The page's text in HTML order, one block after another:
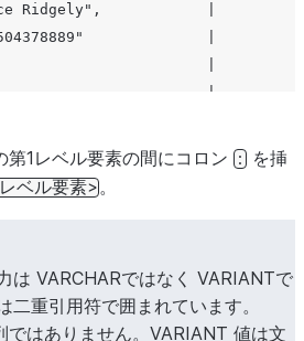
Toyota",
Greenbloom", "phone":
"model": "Camry", "year":
Ridgely",            |
|
|
|
28",                   |
View Auto Sales", |
{                        |
|
Beasley"               |
|
|
1レベル要素の間にコロン : を挿
ベル要素>。
は VARCHARではなく VARIANTで
二重引用符で囲まれています。
ではありません。VARIANT 値は文